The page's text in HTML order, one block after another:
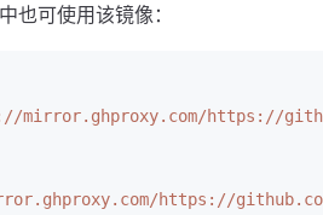
也可使用该镜像：
mirror.ghproxy.com/https://
https://